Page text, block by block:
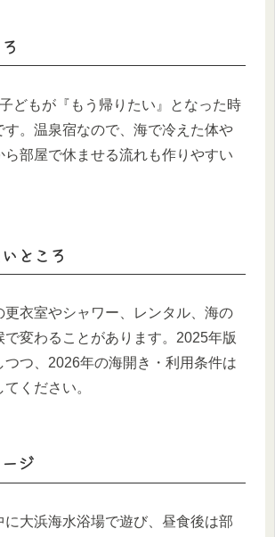
どもが『もう帰りたい』となった時
す。温泉宿なので、海で冷えた体や
ら部屋で休ませる流れも作りやすい
ところ
更衣室やシャワー、レンタル、海の
で変わることがあります。2025年版
つつ、2026年の海開き・利用条件は
ください。
ジ
に大浜海水浴場で遊び、昼食後は部